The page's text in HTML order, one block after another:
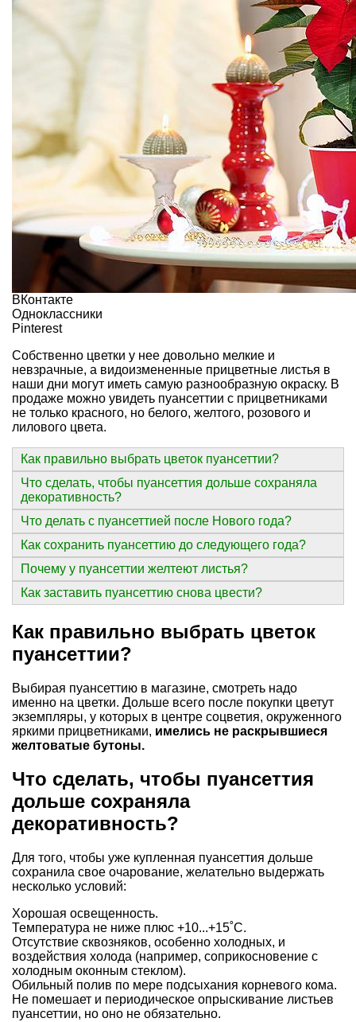
ВКонтакте
Одноклассники
Pinterest
Собственно цветки у нее довольно мелкие и
невзрачные, а видоизмененные прицветные листья в
наши дни могут иметь самую разнообразную окраску. В
продаже можно увидеть пуансеттии с прицветниками
не только красного, но белого, желтого, розового и
лилового цвета.
Как правильно выбрать цветок пуансеттии?
Что сделать, чтобы пуансеттия дольше сохраняла
декоративность?
Что делать с пуансеттией после Нового года?
Как сохранить пуансеттию до следующего года?
Почему у пуансеттии желтеют листья?
Как заставить пуансеттию снова цвести?
Как правильно выбрать цветок
пуансеттии?
Выбирая пуансеттию в магазине, смотреть надо
именно на цветки. Дольше всего после покупки цветут
экземпляры, у которых в центре соцветия, окруженного
яркими прицветниками, имелись не раскрывшиеся
желтоватые бутоны.
Что сделать, чтобы пуансеттия
дольше сохраняла
декоративность?
Для того, чтобы уже купленная пуансеттия дольше
сохранила свое очарование, желательно выдержать
несколько условий:
Хорошая освещенность.
Температура не ниже плюс +10...+15˚С.
Отсутствие сквозняков, особенно холодных, и
воздействия холода (например, соприкосновение с
холодным оконным стеклом).
Обильный полив по мере подсыхания корневого кома.
Не помешает и периодическое опрыскивание листьев
пуансеттии, но оно не обязательно.